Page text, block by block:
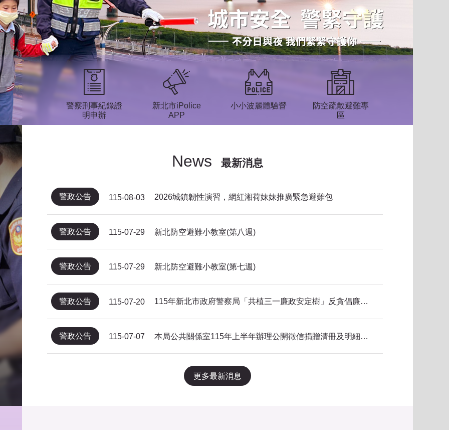
警察刑事紀錄證
明申辦
新北市iPolice
APP
小小波麗體驗營
防空疏散避難專
區
News 最新消息
警政公告 115-08-03 2026城鎮韌性演習，網紅湘荷妹妹推廣緊急避難包
警政公告 115-07-29 新北防空避難小教室(第八週)
警政公告 115-07-29 新北防空避難小教室(第七週)
警政公告 115-07-20 115年新北市政府警察局「共植三一廉政安定樹」反貪倡廉有獎徵答得獎名單公告
警政公告 115-07-07 本局公共關係室115年上半年辦理公開徵信捐贈清冊及明細表，依公益勸募條例公告。
更多最新消息